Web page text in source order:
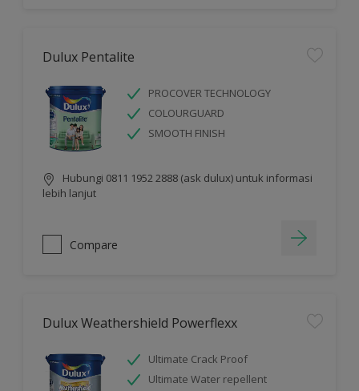
Dulux Pentalite
PROCOVER TECHNOLOGY
COLOURGUARD
SMOOTH FINISH
Hubungi 0811 1952 2888 (ask dulux) untuk informasi
lebih lanjut
Compare
Dulux Weathershield Powerflexx
Ultimate Crack Proof
Ultimate Water repellent